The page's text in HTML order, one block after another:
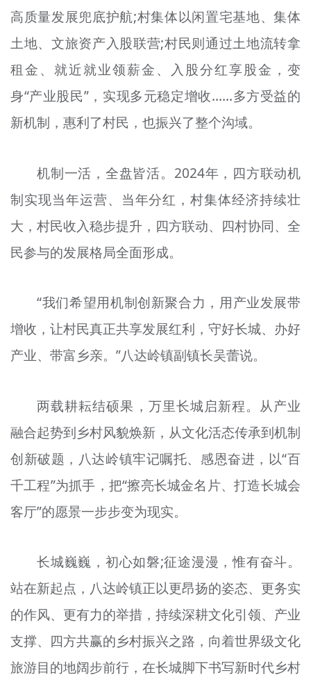
高质量发展兜底护航;村集体以闲置宅基地、集体
土地、文旅资产入股联营;村民则通过土地流转拿
租金、就近就业领薪金、入股分红享股金，变
身“产业股民”，实现多元稳定增收……多方受益的
新机制，惠利了村民，也振兴了整个沟域。
机制一活，全盘皆活。2024年，四方联动机
制实现当年运营、当年分红，村集体经济持续壮
大，村民收入稳步提升，四方联动、四村协同、全
民参与的发展格局全面形成。
“我们希望用机制创新聚合力，用产业发展带
增收，让村民真正共享发展红利，守好长城、办好
产业、带富乡亲。”八达岭镇副镇长吴蕾说。
两载耕耘结硕果，万里长城启新程。从产业
融合起势到乡村风貌焕新，从文化活态传承到机制
创新破题，八达岭镇牢记嘱托、感恩奋进，以“百
千工程”为抓手，把“擦亮长城金名片、打造长城会
客厅”的愿景一步步变为现实。
长城巍巍，初心如磐;征途漫漫，惟有奋斗。
站在新起点，八达岭镇正以更昂扬的姿态、更务实
的作风、更有力的举措，持续深耕文化引领、产业
支撑、四方共赢的乡村振兴之路，向着世界级文化
旅游目的地阔步前行，在长城脚下书写新时代乡村